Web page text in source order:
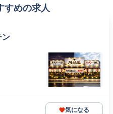
すめの求人
ン
気になる